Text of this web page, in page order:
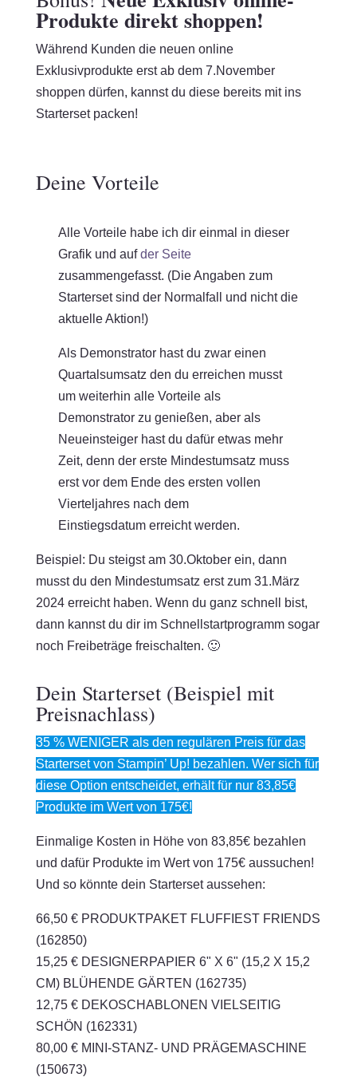
Produkte direkt shoppen!
Während Kunden die neuen online
Exklusivprodukte erst ab dem 7.November
shoppen dürfen, kannst du diese bereits mit ins
Starterset packen!
Deine Vorteile
Alle Vorteile habe ich dir einmal in dieser
Grafik und aufder Seite
zusammengefasst. (Die Angaben zum
Starterset sind der Normalfall und nicht die
aktuelle Aktion!)
Als Demonstrator hast du zwar einen
Quartalsumsatz den du erreichen musst
um weiterhin alle Vorteile als
Demonstrator zu genießen, aber als
Neueinsteiger hast du dafür etwas mehr
Zeit, denn der erste Mindestumsatz muss
erst vor dem Ende des ersten vollen
Vierteljahres nach dem
Einstiegsdatum erreicht werden.
Beispiel: Du steigst am 30.Oktober ein, dann
musst du den Mindestumsatz erst zum 31.März
2024 erreicht haben. Wenn du ganz schnell bist,
dann kannst du dir im Schnellstartprogramm sogar
noch Freibeträge freischalten. 🙂
Dein Starterset (Beispiel mit
Preisnachlass)
35 % WENIGER als den regulären Preis für das
Starterset von Stampin’ Up! bezahlen. Wer sich für
diese Option entscheidet, erhält für nur 83,85€
Produkte im Wert von 175€!
Einmalige Kosten in Höhe von 83,85€ bezahlen
und dafür Produkte im Wert von 175€ aussuchen!
Und so könnte dein Starterset aussehen:
66,50 € PRODUKTPAKET FLUFFIEST FRIENDS
(162850)
15,25 € DESIGNERPAPIER 6" X 6" (15,2 X 15,2
CM) BLÜHENDE GÄRTEN (162735)
12,75 € DEKOSCHABLONEN VIELSEITIG
SCHÖN (162331)
80,00 € MINI-STANZ- UND PRÄGEMASCHINE
(150673)